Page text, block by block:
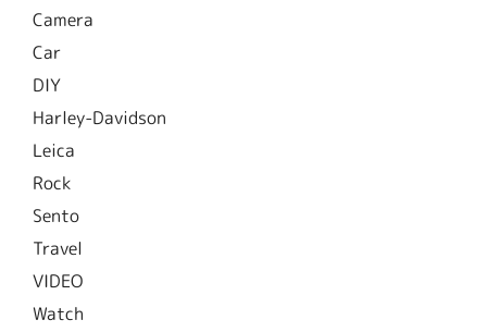
Camera
Car
DIY
Harley-Davidson
Leica
Rock
Sento
Travel
VIDEO
Watch